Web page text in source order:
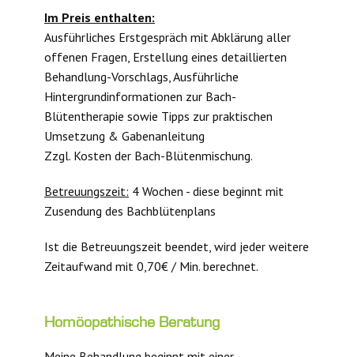
Im Preis enthalten:
Ausführliches Erstgespräch mit Abklärung aller
offenen Fragen, Erstellung eines detaillierten
Behandlung-Vorschlags, Ausführliche
Hintergrundinformationen zur Bach-
Blütentherapie sowie Tipps zur praktischen
Umsetzung & Gabenanleitung
Zzgl. Kosten der Bach-Blütenmischung.
Betreuungszeit: 4 Wochen - diese beginnt mit
Zusendung des Bachblütenplans
Ist die Betreuungszeit beendet, wird jeder weitere
Zeitaufwand mit 0,70€ / Min. berechnet.
Homöopathische Beratung